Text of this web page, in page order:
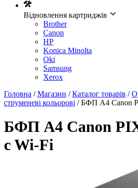
Відновлення картриджів
Brother
Canon
HP
Konica Minolta
Oki
Samsung
Xerox
Головна /Магазин /Каталог товарів /
струменеві кольорові / БФП А4 Canon
БФП А4 Canon
c Wi-Fi